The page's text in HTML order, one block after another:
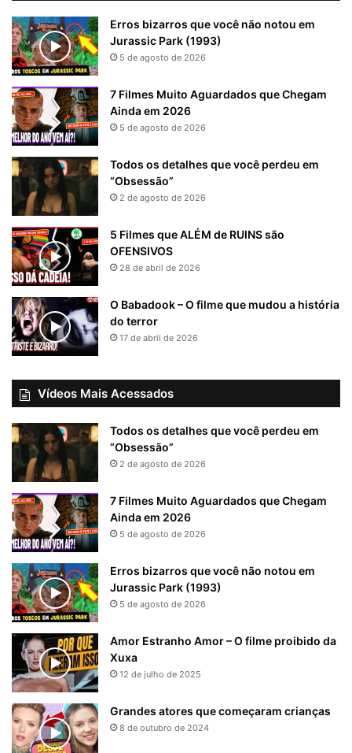
Erros bizarros que você não notou em
Jurassic Park (1993)
5 de agosto de 2026
7 Filmes Muito Aguardados que Chegam
Ainda em 2026
5 de agosto de 2026
Todos os detalhes que você perdeu em
“Obsessão”
2 de agosto de 2026
5 Filmes que ALÉM de RUINS são
OFENSIVOS
28 de abril de 2026
O Babadook – O filme que mudou a história
do terror
17 de abril de 2026
Vídeos Mais Acessados
Todos os detalhes que você perdeu em
“Obsessão”
2 de agosto de 2026
7 Filmes Muito Aguardados que Chegam
Ainda em 2026
5 de agosto de 2026
Erros bizarros que você não notou em
Jurassic Park (1993)
5 de agosto de 2026
Amor Estranho Amor – O filme proibido da
Xuxa
12 de julho de 2025
Grandes atores que começaram crianças
8 de outubro de 2024